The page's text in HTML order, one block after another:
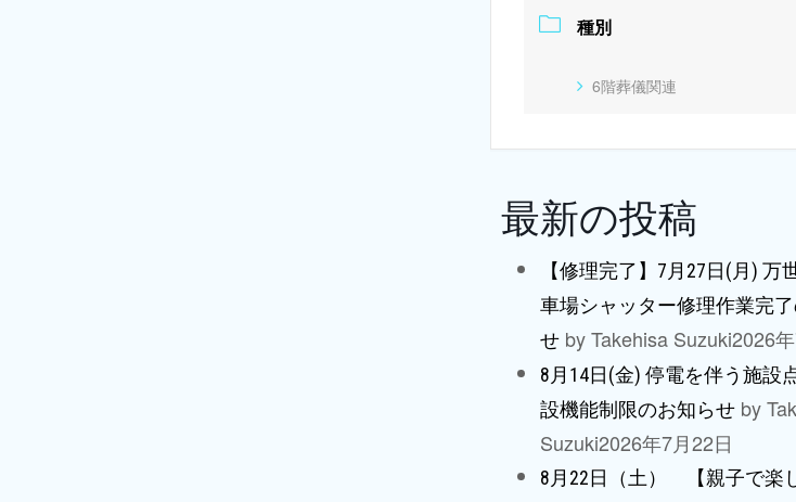
種別
6階葬儀関連
最新の投稿
【修理完了】7月27日(月) 万
車場シャッター修理作業完
せ by Takehisa Suzuki2026
8月14日(金) 停電を伴う施設
設機能制限のお知らせ by
Suzuki2026年7月22日
8月22日（土） 【親子で楽